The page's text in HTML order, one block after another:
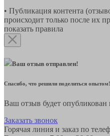
• Публикация контента
происходит только после их
показать правила
Ваш отзыв отправлен!
Спасибо, что решили поделиться опытом!
Ваш отзыв будет
Заказать звонок
Горячая линия и заказ по